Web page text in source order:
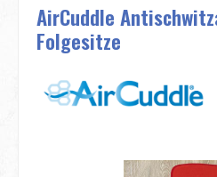
AirCuddle
Folgesitze
Bildergalerie überspringen